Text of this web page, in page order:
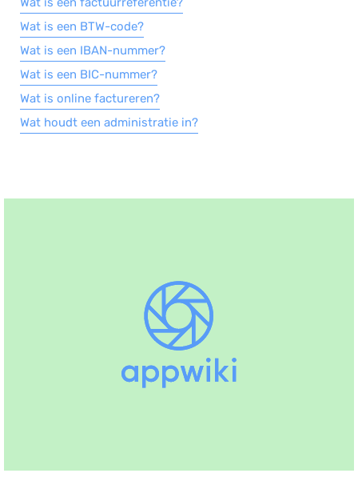
Wat is een BTW-code?
Wat is een IBAN-nummer?
Wat is een BIC-nummer?
Wat is online factureren?
Wat houdt een administratie in?